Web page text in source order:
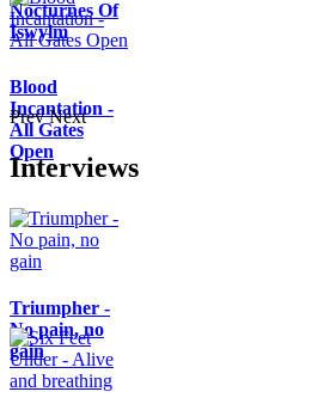
Nocturnes Of
Iswylm
Blood
Incantation -
All Gates
Open
Prev Next
Interviews
Triumpher -
No pain, no
gain